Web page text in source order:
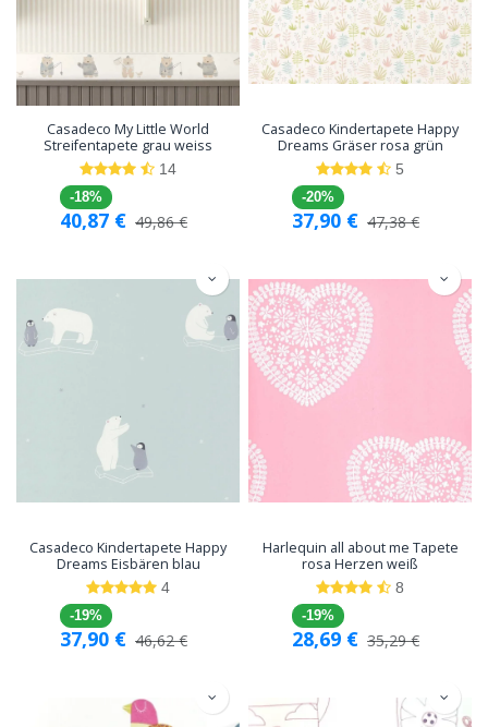
Casadeco My Little World
Streifentapete grau weiss
14
-18%
40,87 € 49,86€
Casadeco Kindertapete Happy
Dreams Gräser rosa grün
5
-20%
37,90 € 47,38€
Casadeco Kindertapete Happy
Dreams Eisbären blau
4
-19%
37,90 € 46,62€
Harlequin all about me Tapete
rosa Herzen weiß
8
-19%
28,69 € 35,29€